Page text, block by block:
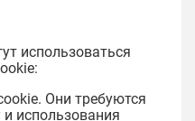
использоваться
Они требуются
использования